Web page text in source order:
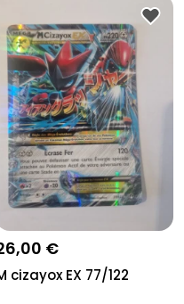
€
cizayox EX 77/122